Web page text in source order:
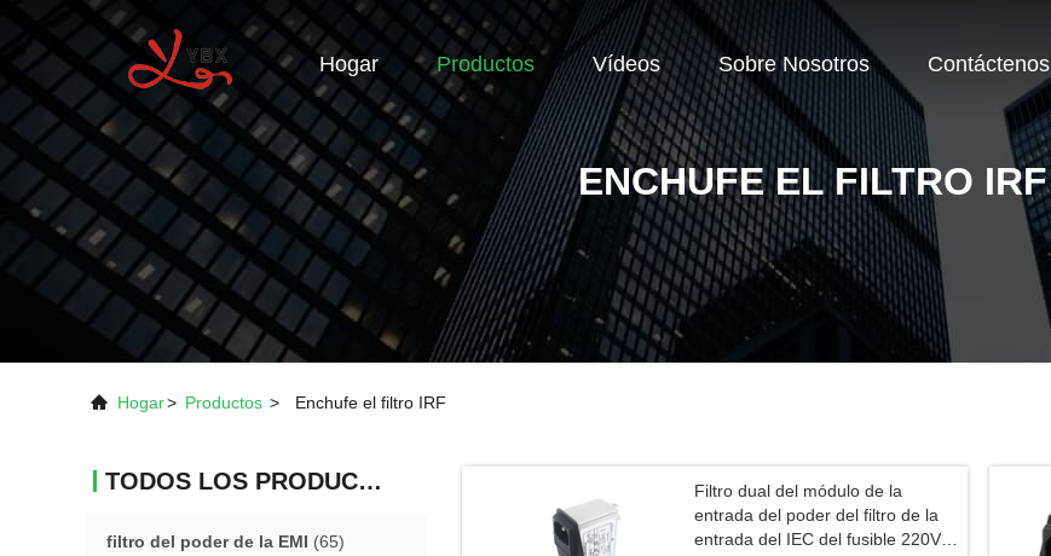
Hogar Productos Vídeos Sobre Nosotros Contáctenos
ENCHUFE EL FILTRO IRF
Hogar> Productos > Enchufe el filtro IRF
TODOS LOS PRODUCTOS
filtro del poder de la EMI (65)
Filtro dual del módulo de la
entrada del poder del filtro de la
entrada del IEC del fusible 220V